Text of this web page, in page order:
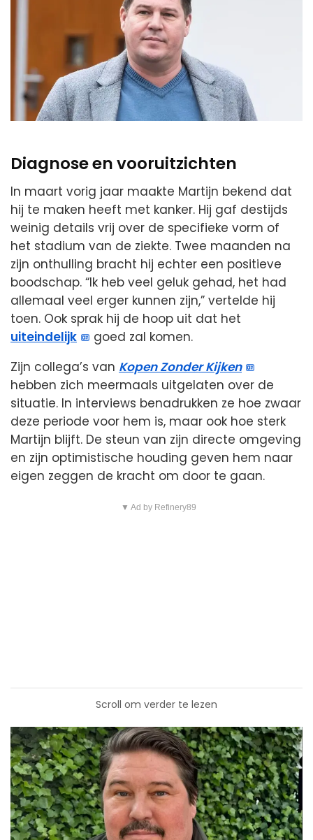
Diagnose en vooruitzichten
In maart vorig jaar maakte Martijn bekend dat
hij te maken heeft met kanker. Hij gaf destijds
weinig details vrij over de specifieke vorm of
het stadium van de ziekte. Twee maanden na
zijn onthulling bracht hij echter een positieve
boodschap. “Ik heb veel geluk gehad, het had
allemaal veel erger kunnen zijn,” vertelde hij
toen. Ook sprak hij de hoop uit dat het
uiteindelijk
goed zal komen.
Zijn collega’s van Kopen Zonder Kijken
hebben zich meermaals uitgelaten over de
situatie. In interviews benadrukken ze hoe zwaar
deze periode voor hem is, maar ook hoe sterk
Martijn blijft. De steun van zijn directe omgeving
en zijn optimistische houding geven hem naar
eigen zeggen de kracht om door te gaan.
▼ Ad by Refinery89
Scroll om verder te lezen